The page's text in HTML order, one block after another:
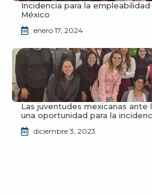
Incidencia para la
México
enero 17, 2024
Las juventudes mexicanas ante
una oportunidad para la
diciembre 3, 2023